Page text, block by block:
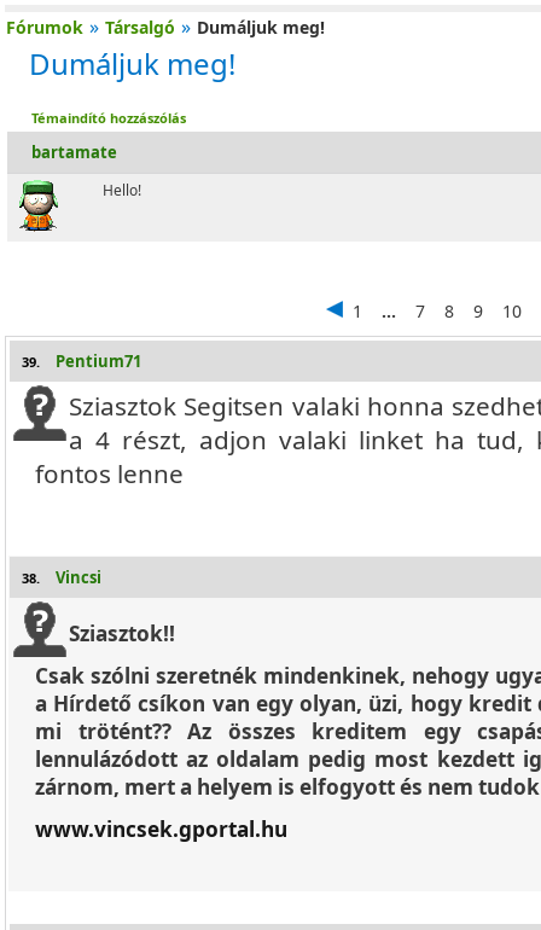
Fórumok » Társalgó » Dumáljuk meg!
Dumáljuk meg!
Témaindító hozzászólás
bartamate
Hello!
1 ... 7 8 9 10
39. Pentium71
Sziasztok Segitsen valaki honna
a 4 részt, adjon valaki linket ha tud,
fontos lenne
38. Vincsi
Sziasztok!!
Csak szólni szeretnék mindenkinek, nehogy
a Hírdető csíkon van egy olyan, üzi, hogy
mi trötént?? Az összes kreditem egy
lennulázódott az oldalam pedig most kezdett
zárnom, mert a helyem is elfogyott és nem
www.vincsek.gportal.hu